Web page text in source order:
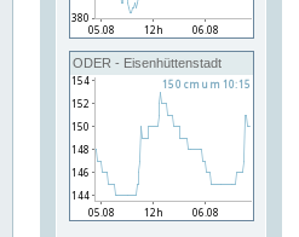
ODER - Eisenhüttenstadt